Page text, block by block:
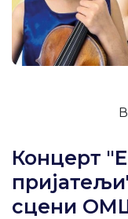
Концерт
сцени